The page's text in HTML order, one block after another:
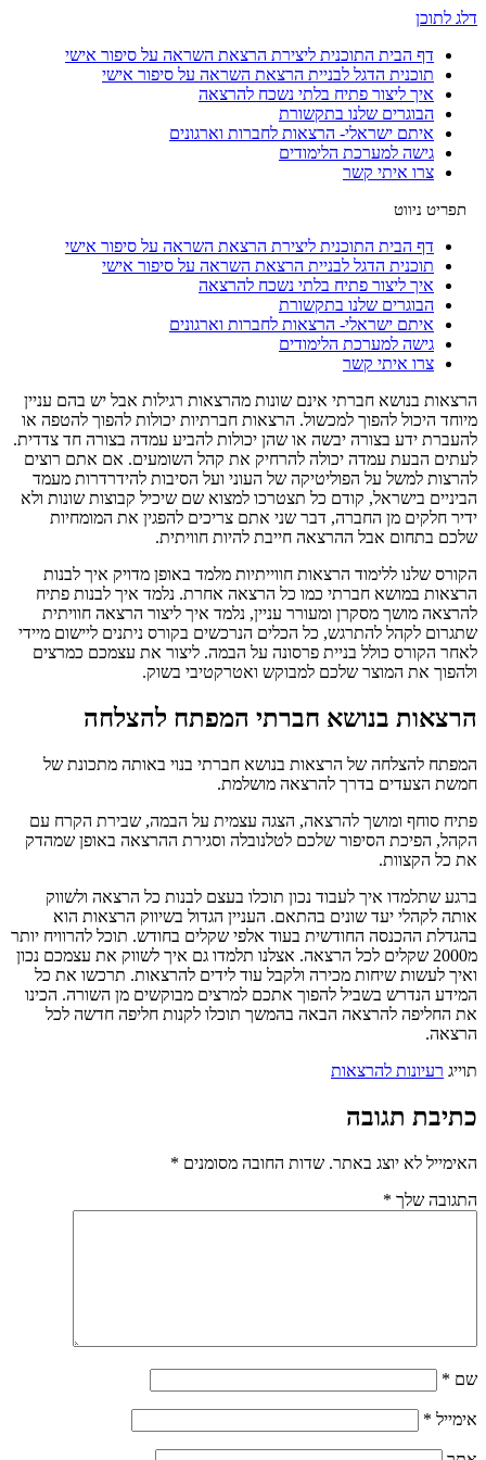
דלג לתוכן
דף הבית התוכנית ליצירת הרצאת השראה על סיפור אישי
תוכנית הדגל לבניית הרצאת השראה על סיפור אישי
איך ליצור פתיח בלתי נשכח להרצאה
הבוגרים שלנו בתקשורת
איתם ישראלי- הרצאות לחברות וארגונים
גישה למערכת הלימודים
צרו איתי קשר
דף הבית התוכנית ליצירת הרצאת השראה על סיפור אישי
תוכנית הדגל לבניית הרצאת השראה על סיפור אישי
איך ליצור פתיח בלתי נשכח להרצאה
הבוגרים שלנו בתקשורת
איתם ישראלי- הרצאות לחברות וארגונים
גישה למערכת הלימודים
צרו איתי קשר
הרצאות בנושא חברתי אינם שונות מהרצאות רגילות אבל יש בהם עניין
מיוחד היכול להפוך למכשול. הרצאות חברתיות יכולות להפוך להטפה או
להעברת ידע בצורה יבשה או שהן יכולות להביע עמדה בצורה חד צדדית.
לעתים הבעת עמדה יכולה להרחיק את קהל השומעים. אם אתם רוצים
להרצות למשל על הפוליטיקה של העוני ועל הסיבות להידרדרות מעמד
הביניים בישראל, קודם כל תצטרכו למצוא שם שיכיל קבוצות שונות ולא
ידיר חלקים מן החברה, דבר שני אתם צריכים להפגין את המומחיות
שלכם בתחום אבל ההרצאה חייבת להיות חוויתית.
הקורס שלנו ללימוד הרצאות חווייתיות מלמד באופן מדויק איך לבנות
הרצאות במושא חברתי כמו כל הרצאה אחרת. נלמד איך לבנות פתיח
להרצאה מושך מסקרן ומעורר עניין, נלמד איך ליצור הרצאה חוויתית
שתגרום לקהל להתרגש, כל הכלים הנרכשים בקורס ניתנים ליישום מיידי
לאחר הקורס כולל בניית פרסונה על הבמה. ליצור את עצמכם כמרצים
ולהפוך את המוצר שלכם למבוקש ואטרקטיבי בשוק.
הרצאות בנושא חברתי המפתח להצלחה
המפתח להצלחה של הרצאות בנושא חברתי בנוי באותה מתכונת של
חמשת הצעדים בדרך להרצאה מושלמת.
פתיח סוחף ומושך להרצאה, הצגה עצמית על הבמה, שבירת הקרח עם
הקהל, הפיכת הסיפור שלכם לטלנובלה וסגירת ההרצאה באופן שמהדק
את כל הקצוות.
ברגע שתלמדו איך לעבוד נכון תוכלו בעצם לבנות כל הרצאה ולשווק
אותה לקהלי יעד שונים בהתאם. העניין הגדול בשיווק הרצאות הוא
בהגדלת ההכנסה החודשית בעוד אלפי שקלים בחודש. תוכל להרוויח יותר
מ2000 שקלים לכל הרצאה. אצלנו תלמדו גם איך לשווק את עצמכם נכון
ואיך לעשות שיחות מכירה ולקבל עוד לידים להרצאות. תרכשו את כל
המידע הנדרש בשביל להפוך אתכם למרצים מבוקשים מן השורה. הכינו
את החליפה להרצאה הבאה בהמשך תוכלו לקנות חליפה חדשה לכל
הרצאה.
תוייג רעיונות להרצאות
כתיבת תגובה
האימייל לא יוצג באתר. שדות החובה מסומנים *
התגובה שלך *
שם *
אימייל *